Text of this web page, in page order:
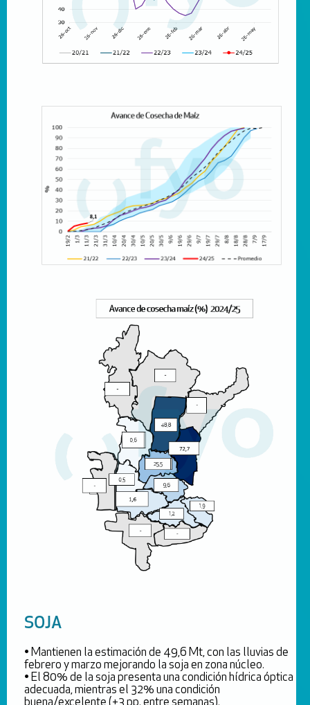
SOJA
• Mantienen la estimación de 49,6 Mt, con las lluvias de
febrero y marzo mejorando la soja en zona núcleo.
• El 80% de la soja presenta una condición hídrica óptica
adecuada, mientras el 32% una condición